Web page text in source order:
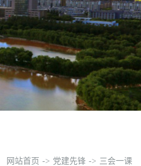
网站首页 -> 党建先锋 -> 三会一课